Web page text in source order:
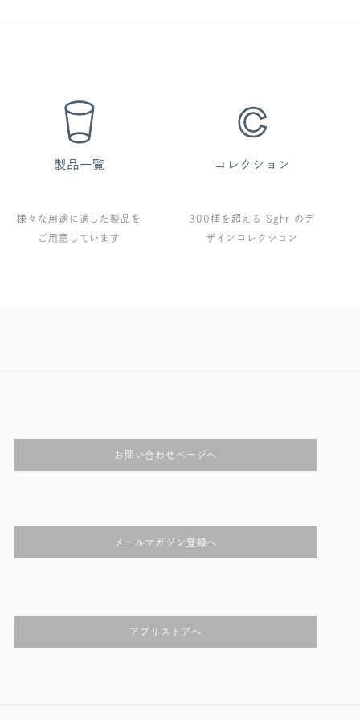
様々な用途に適した製品を
ご用意しています
300種を超える Sghr のデ
ザインコレクション
お問い合わせページへ
メールマガジン登録へ
アプリストアへ